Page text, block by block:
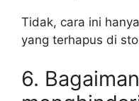
Tidak, cara ini
yang terhapus di
6.